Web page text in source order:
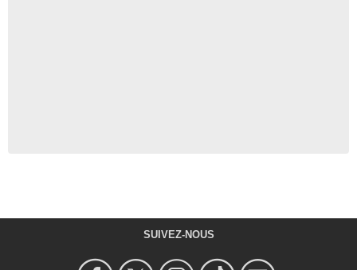
SUIVEZ-NOUS